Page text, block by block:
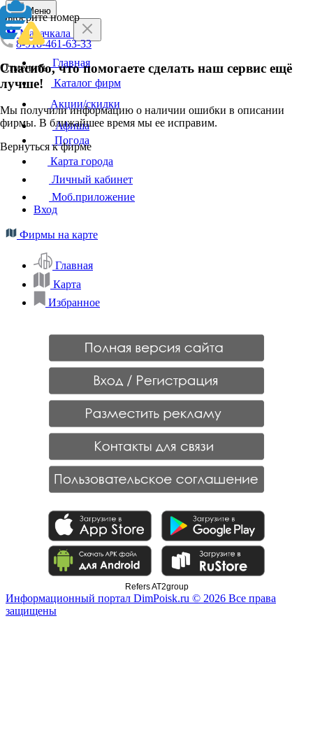
Выберите номер
8-918-461-63-33
Отменить
Спасибо, что помогаете сделать наш сервис ещё
лучше!
Мы получили информацию о наличии ошибки в описании
фирмы. В ближайшее время мы ее исправим.
Вернуться к фирме
Меню
Махачкала
Главная
Каталог фирм
Акции/скидки
Афиша
Погода
Карта города
Личный кабинет
Моб.приложение
Вход
Фирмы на карте
Главная
Карта
Избранное
Refers AT2group
Информационный портал DimPoisk.ru © 2026 Все права
защищены